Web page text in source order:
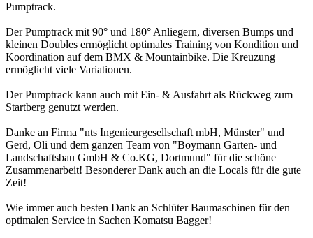
Pumptrack.
Der Pumptrack mit 90° und 180° Anliegern, diversen Bumps und
kleinen Doubles ermöglicht optimales Training von Kondition und
Koordination auf dem BMX & Mountainbike. Die Kreuzung
ermöglicht viele Variationen.
Der Pumptrack kann auch mit Ein- & Ausfahrt als Rückweg zum
Startberg genutzt werden.
Danke an Firma "nts Ingenieurgesellschaft mbH, Münster" und
Gerd, Oli und dem ganzen Team von "Boymann Garten- und
Landschaftsbau GmbH & Co.KG, Dortmund" für die schöne
Zusammenarbeit! Besonderer Dank auch an die Locals für die gute
Zeit!
Wie immer auch besten Dank an Schlüter Baumaschinen für den
optimalen Service in Sachen Komatsu Bagger!